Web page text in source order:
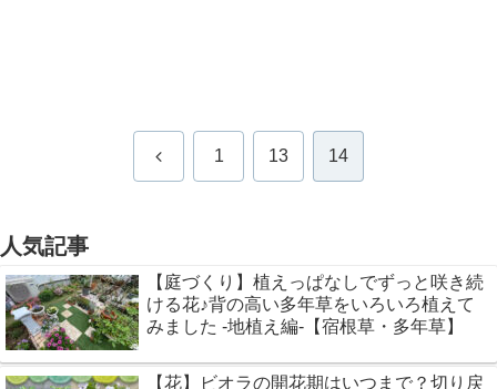
前 1 13 14
人気記事
【庭づくり】植えっぱなしでずっと咲き続
ける花♪背の高い多年草をいろいろ植えて
みました -地植え編-【宿根草・多年草】
【花】ビオラの開花期はいつまで？切り戻